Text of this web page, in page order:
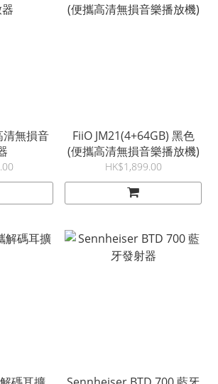
清無損音
FiiO JM21(4+64GB) 黑色
(便攜高清無損音樂播放機)
HK$1,899.00